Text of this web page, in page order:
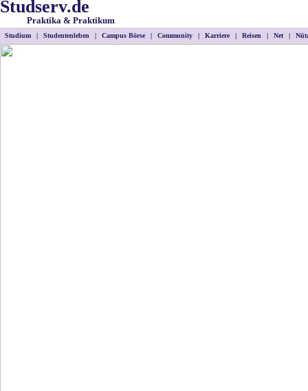
Studserv.de
Praktika & Praktikum
Studium | Studentenleben | Campus Börse | Community | Karriere | Reisen | Net |